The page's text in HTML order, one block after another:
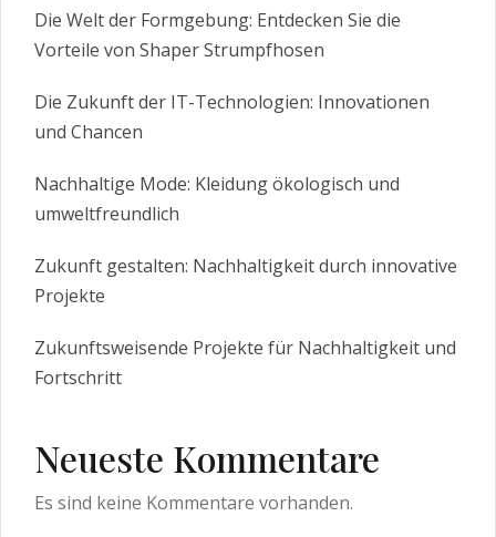
Die Welt der Formgebung: Entdecken Sie die
Vorteile von Shaper Strumpfhosen
Die Zukunft der IT-Technologien: Innovationen
und Chancen
Nachhaltige Mode: Kleidung ökologisch und
umweltfreundlich
Zukunft gestalten: Nachhaltigkeit durch innovative
Projekte
Zukunftsweisende Projekte für Nachhaltigkeit und
Fortschritt
Neueste Kommentare
Es sind keine Kommentare vorhanden.